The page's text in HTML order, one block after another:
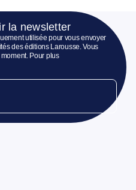
la newsletter
utilisée pour vous envoyer
des éditions Larousse. Vous
Pour plus